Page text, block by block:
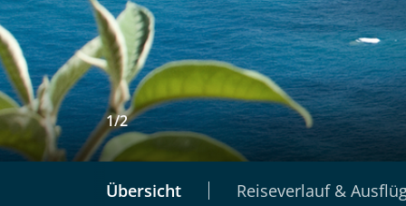
1/2
Übersicht Reiseverlauf &